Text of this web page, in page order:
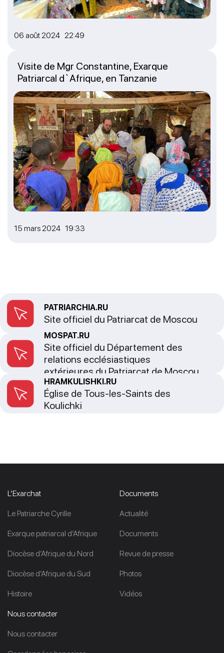
06 août 2024 22:49
15 mars 2024 19:33
Visite de Mgr Constantine, Exarque
Patriarcal d`Afrique, en Tanzanie
PATRIARCHIA.RU
Site officiel du Patriarcat de Moscou
MOSPAT.RU
Site officiel du Département des
relations ecclésiastiques
extérieures du Patriarcat de Moscou
HRAMKULISHKI.RU
Église de Tous-les-Saints des
Koulichki
L’Exarchat
Le Patriarche Cyrille
Exarque patriarcal d’Afrique
Diocèse d’Afrique du Nord
Diocèse d’Afrique du Sud
Histoire
Documents
Actualité
Documents
Revue de presse
Photos
Vidéos
Nous contacter
Nous contacter